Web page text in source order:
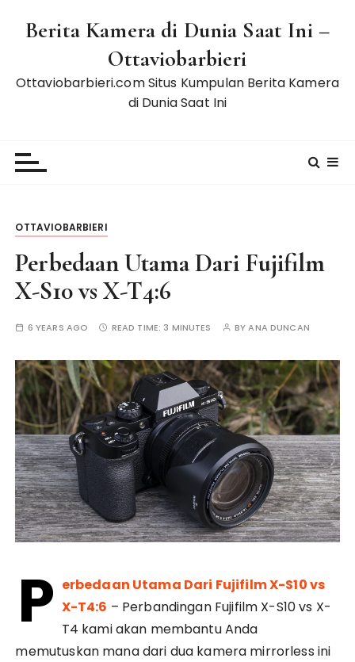
Berita Kamera di Dunia Saat Ini –
Ottaviobarbieri
Ottaviobarbieri.com Situs Kumpulan Berita Kamera
di Dunia Saat Ini
OTTAVIOBARBIERI
Perbedaan Utama Dari Fujifilm
X-S10 vs X-T4:6
6 YEARS AGO READ TIME: 3 MINUTES BYANA DUNCAN
P erbedaan Utama Dari Fujifilm X-S10 vs
X-T4:6 – Perbandingan Fujifilm X-S10 vs X-
T4 kami akan membantu Anda
memutuskan mana dari dua kamera mirrorless ini